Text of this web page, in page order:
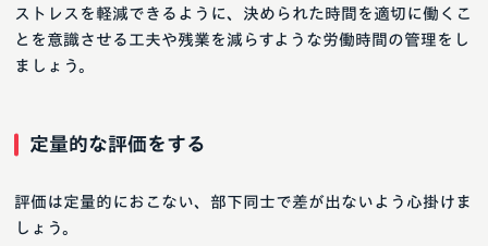
ストレスを軽減できるように、決められた時間を適切に働くこ
とを意識させる工夫や残業を減らすような労働時間の管理をし
ましょう。
定量的な評価をする
評価は定量的におこない、部下同士で差が出ないよう心掛けま
しょう。